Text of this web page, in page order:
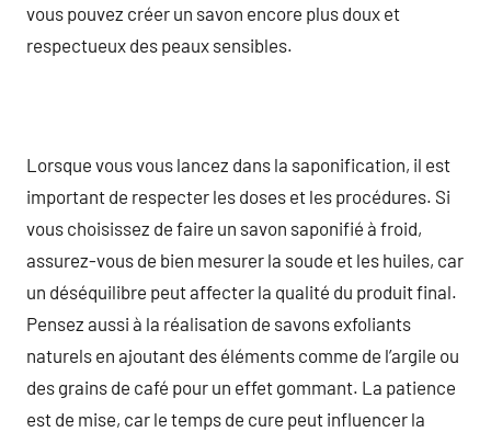
vous pouvez créer un savon encore plus doux et
respectueux des peaux sensibles.
Lorsque vous vous lancez dans la saponification, il est
important de respecter les doses et les procédures. Si
vous choisissez de faire un savon saponifié à froid,
assurez-vous de bien mesurer la soude et les huiles, car
un déséquilibre peut affecter la qualité du produit final.
Pensez aussi à la réalisation de savons exfoliants
naturels en ajoutant des éléments comme de l’argile ou
des grains de café pour un effet gommant. La patience
est de mise, car le temps de cure peut influencer la